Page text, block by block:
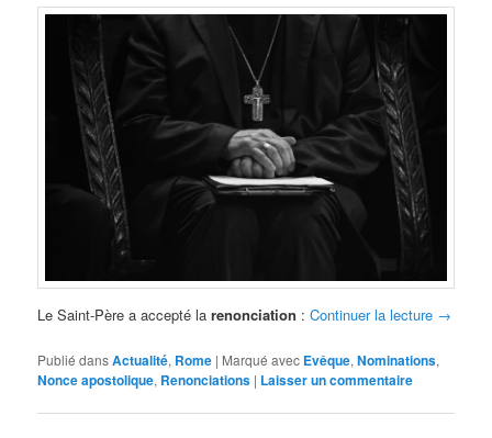
Le Saint-Père a accepté larenonciation :Continuer la lecture →
Publié dansActualité, Rome | Marqué avec Evêque,Nominations,
Nonce apostolique, Renonciations | Laisser un commentaire